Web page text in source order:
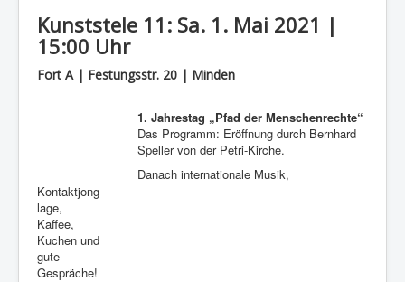
Kunststele 11: Sa. 1. Mai 2021 |
15:00 Uhr
Fort A | Festungsstr. 20 | Minden
1. Jahrestag „Pfad der Menschenrechte“
Das Programm: Eröffnung durch Bernhard
Speller von der Petri-Kirche.
Danach internationale Musik,
Kontaktjong
lage,
Kaffee,
Kuchen und
gute
Gespräche!